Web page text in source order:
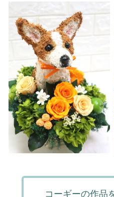
コーギーの作品